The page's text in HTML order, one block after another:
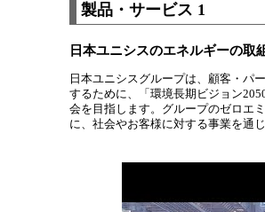
製品・サービス 1
日本ユニシスのエネルギーの取
日本ユニシスグループは、顧客・パ
するために、「環境長期ビジョン
会を目指します。グループのゼロエ
に、社会やお客様に対する事業を通